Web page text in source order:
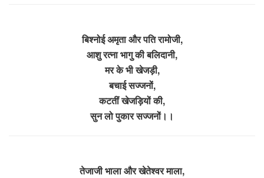
बिश्नोई अमृता और पति रामोजी,
आशु रत्ना भागु की बलिदानी,
मर के भी खेजड़ी,
बचाई सज्जनों,
कटतीं खेजड़ियों की,
सुन लो पुकार सज्जनों।।
तेजाजी भाला और खेतेश्वर माला,